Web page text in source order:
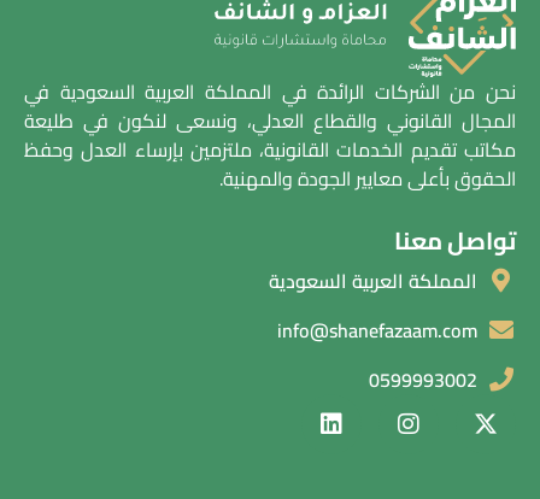
نحن من الشركات الرائدة في المملكة العربية السعودية في
المجال القانوني والقطاع العدلي، ونسعى لنكون في طليعة
مكاتب تقديم الخدمات القانونية، ملتزمين بإرساء العدل وحفظ
الحقوق بأعلى معايير الجودة والمهنية.
تواصل معنا
المملكة العربية السعودية
info@shanefazaam.com
0599993002